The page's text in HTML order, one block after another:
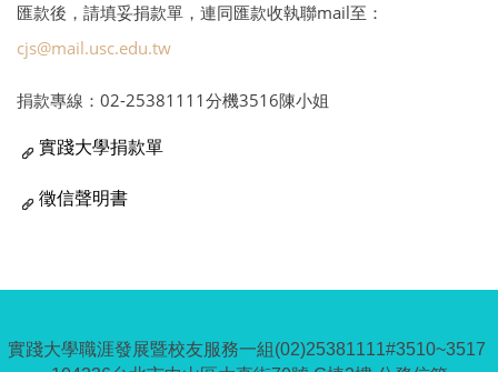
匯款後，請填妥捐款單，連同匯款收執聯mail至：
cjs@mail.usc.edu.tw
捐款專線：02-25381111分機3516陳小姐
實踐大學捐款單
徵信聲明書
實踐大學職涯發展暨校友服務一組(02)25381111#3510~3517